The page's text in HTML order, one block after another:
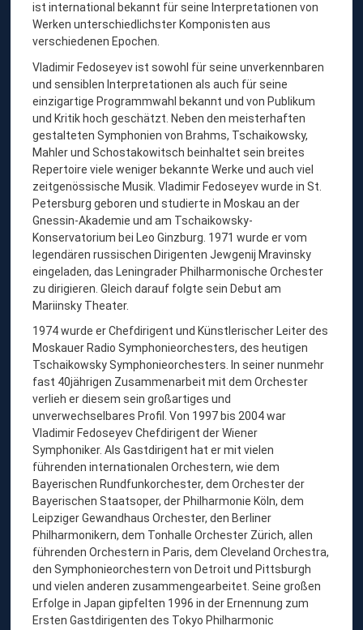
M
I
R
F
E
D
O
S
E
Y
E
V
,
D
I
R
I
G
E
N
T
ist international bekannt für seine Interpretationen von
Werken unterschiedlichster Komponisten aus
verschiedenen Epochen.
Vladimir Fedoseyev ist sowohl für seine unverkennbaren
und sensiblen Interpretationen als auch für seine
einzigartige Programmwahl bekannt und von Publikum
und Kritik hoch geschätzt. Neben den meisterhaften
gestalteten Symphonien von Brahms, Tschaikowsky,
Mahler und Schostakowitsch beinhaltet sein breites
Repertoire viele weniger bekannte Werke und auch viel
zeitgenössische Musik. Vladimir Fedoseyev wurde in St.
Petersburg geboren und studierte in Moskau an der
Gnessin-Akademie und am Tschaikowsky-
Konservatorium bei Leo Ginzburg. 1971 wurde er vom
legendären russischen Dirigenten Jewgenij Mravinsky
eingeladen, das Leningrader Philharmonische Orchester
zu dirigieren. Gleich darauf folgte sein Debut am
Mariinsky Theater.
1974 wurde er Chefdirigent und Künstlerischer Leiter des
Moskauer Radio Symphonieorchesters, des heutigen
Tschaikowsky Symphonieorchesters. In seiner nunmehr
fast 40jährigen Zusammenarbeit mit dem Orchester
verlieh er diesem sein großartiges und
unverwechselbares Profil. Von 1997 bis 2004 war
Vladimir Fedoseyev Chefdirigent der Wiener
Symphoniker. Als Gastdirigent hat er mit vielen
führenden internationalen Orchestern, wie dem
Bayerischen Rundfunkorchester, dem Orchester der
Bayerischen Staatsoper, der Philharmonie Köln, dem
Leipziger Gewandhaus Orchester, den Berliner
Philharmonikern, dem Tonhalle Orchester Zürich, allen
führenden Orchestern in Paris, dem Cleveland Orchestra,
den Symphonieorchestern von Detroit und Pittsburgh
und vielen anderen zusammengearbeitet. Seine großen
Erfolge in Japan gipfelten 1996 in der Ernennung zum
Ersten Gastdirigenten des Tokyo Philharmonic